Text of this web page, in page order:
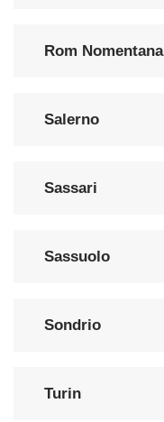
Rom Nomentana
Salerno
Sassari
Sassuolo
Sondrio
Turin